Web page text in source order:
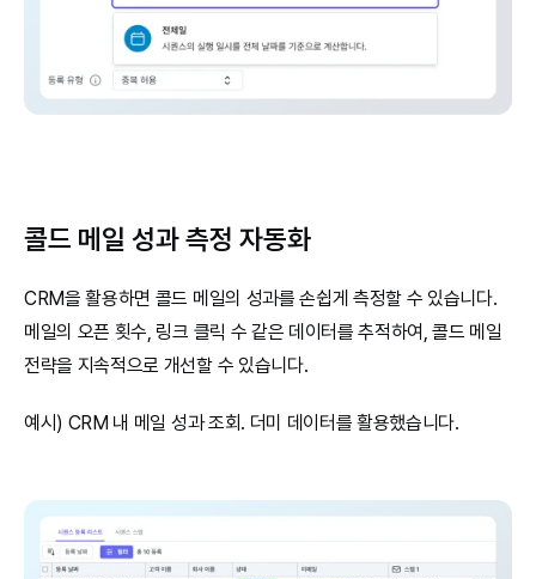
콜드 메일 성과 측정 자동화
CRM을 활용하면 콜드 메일의 성과를 손쉽게 측정할 수 있습니다.
메일의 오픈 횟수, 링크 클릭 수 같은 데이터를 추적하여, 콜드 메일
전략을 지속적으로 개선할 수 있습니다.
예시) CRM 내 메일 성과 조회. 더미 데이터를 활용했습니다.